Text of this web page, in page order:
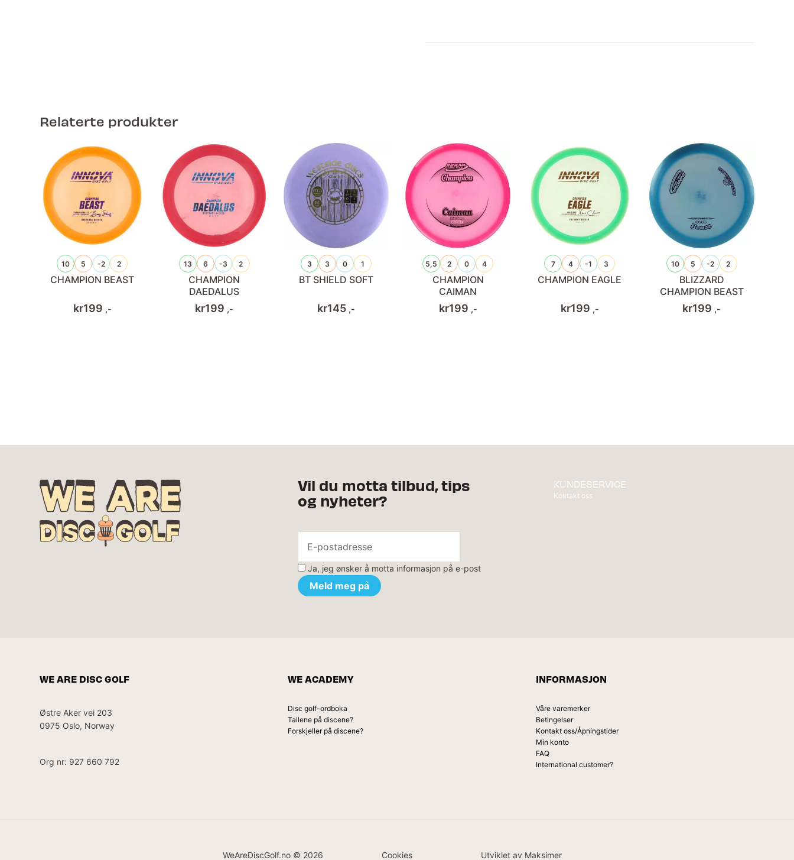
Relaterte produkter
10 5 -2 2
CHAMPION BEAST
kr199 ,-
13 6 -3 2
CHAMPION
DAEDALUS
kr199 ,-
3 3 0 1
BT SHIELD SOFT
kr145 ,-
5,5 2 0 4
CHAMPION
CAIMAN
kr199 ,-
7 4 -1 3
CHAMPION EAGLE
kr199 ,-
10 5 -2 2
BLIZZARD
CHAMPION BEAST
kr199 ,-
Vil du motta tilbud, tips
og nyheter?
Ja, jeg ønsker å motta informasjon på e-post
KUNDESERVICE
Kontakt oss
WE ARE DISC GOLF
Østre Aker vei 203
0975 Oslo, Norway
Org nr: 927 660 792
WE ACADEMY
Disc golf-ordboka
Tallene på discene?
Forskjeller på discene?
INFORMASJON
Våre varemerker
Betingelser
Kontakt oss/Åpningstider
Min konto
FAQ
International customer?
WeAreDiscGolf.no © 2026 Cookies Utviklet av Maksimer